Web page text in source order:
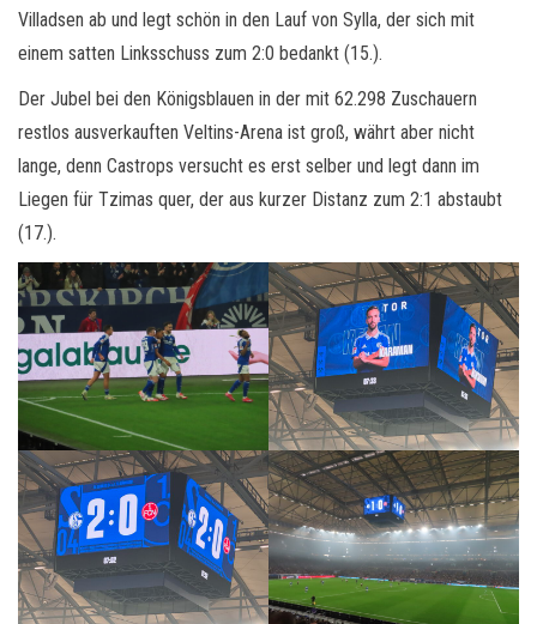
Villadsen ab und legt schön in den Lauf von Sylla, der sich mit
einem satten Linksschuss zum 2:0 bedankt (15.).
Der Jubel bei den Königsblauen in der mit 62.298 Zuschauern
restlos ausverkauften Veltins-Arena ist groß, währt aber nicht
lange, denn Castrops versucht es erst selber und legt dann im
Liegen für Tzimas quer, der aus kurzer Distanz zum 2:1 abstaubt
(17.).